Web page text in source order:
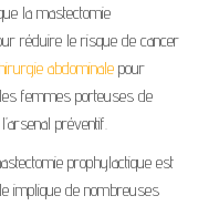
la mastectomie
réduire le risque de cancer
abdominale pour
femmes porteuses de
préventif.
prophylactique est
implique de nombreuses